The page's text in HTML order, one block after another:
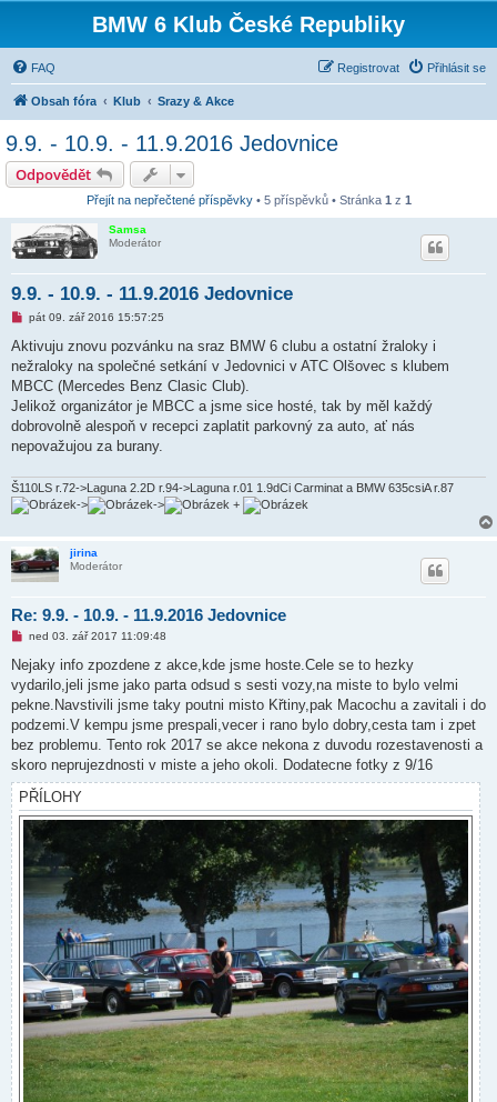
BMW 6 Klub České Republiky
FAQ Přihlásit se
Registrovat
Obsah fóra Klub Srazy & Akce
9.9. - 10.9. - 11.9.2016 Jedovnice
Odpovědět
Přejít na nepřečtené příspěvky• 5 příspěvků • Stránka 1 z 1
Samsa
Moderátor
9.9. - 10.9. - 11.9.2016 Jedovnice
N
v
p
ř
s
p
v
k
pát 09. zář 2016 15:57:25
Aktivuju znovu pozvánku na sraz BMW 6 clubu a ostatní žraloky i
nežraloky na společné setkání v Jedovnici v ATC Olšovec s klubem
MBCC (Mercedes Benz Clasic Club).
Jelikož organizátor je MBCC a jsme sice hosté, tak by měl každý
dobrovolně alespoň v recepci zaplatit parkovný za auto, ať nás
nepovažujou za burany.
Š110LS r.72->Laguna 2.2D r.94->Laguna r.01 1.9dCi Carminat a BMW 635csiA r.87
->
-> +
jirina
Moderátor
Re: 9.9. - 10.9. - 11.9.2016 Jedovnice
N
v
ý
p
ř
s
p
v
e
k
ned 03. zář 2017 11:09:48
Nejaky info zpozdene z akce,kde jsme hoste.Cele se to hezky
vydarilo,jeli jsme jako parta odsud s sesti vozy,na miste to bylo velmi
pekne.Navstivili jsme taky poutni misto Křtiny,pak Macochu a zavitali i do
podzemi.V kempu jsme prespali,vecer i rano bylo dobry,cesta tam i zpet
bez problemu. Tento rok 2017 se akce nekona z duvodu rozestavenosti a
skoro neprujezdnosti v miste a jeho okoli. Dodatecne fotky z 9/16
PŘÍLOHY